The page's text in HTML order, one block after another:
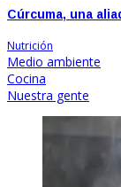
Cúrcuma, una
Nutrición
Medio ambiente
Cocina
Nuestra gente